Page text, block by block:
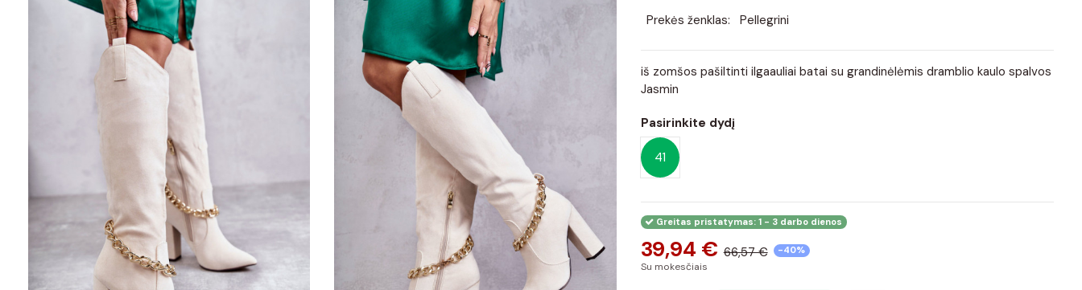
Prekės ženklas: Pellegrini
iš zomšos pašiltinti ilgaauliai batai su grandinėlėmis dramblio kaulo spalvos
Jasmin
Pasirinkite dydį
41
Greitas pristatymas: 1 - 3 darbo dienos
39,94 € 66,57 € -40%
Su mokesčiais